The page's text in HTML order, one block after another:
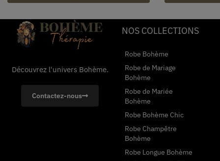
Découvrez l'univers Bohème.
Contactez-nous
NOS COLLECTIONS
Robe Bohème
Robe de Mariage
Bohème
Robe de Mariée
Bohème
Robe Bohème Chic
Robe Champêtre
Bohème
Robe Longue Bohème